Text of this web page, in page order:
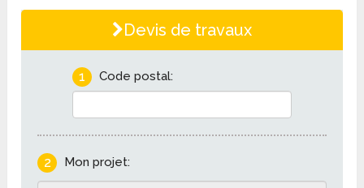
Devis de travaux
1 Code postal:
2 Mon projet: